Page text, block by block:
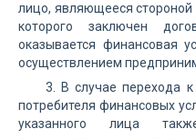
лицо, являющееся стороной
которого заключен
оказывается финансовая
осуществлением
3. В случае перехода
потребителя финансовых
указанного лица